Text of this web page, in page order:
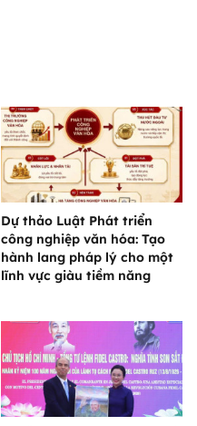
Dự thảo Luật Phát triển
công nghiệp văn hóa: Tạo
hành lang pháp lý cho một
lĩnh vực giàu tiềm năng